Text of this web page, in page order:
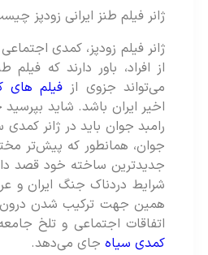
ژانر فیلم طنز ایرانی زودپز چیست؟
ژانر فیلم زودپز، کمدی اجتماعی
از افراد، باور دارند که فیلم طنز
می‌تواند جزوی ازفیلم های کمدی
اخیر ایران باشد. شاید بپرسید چرا
رامبد جوان باید در ژانر کمدی سیاه
جوان، همانطور که پیش‌تر مختصری
جدیدترین ساخته خود قصد دارد تا
شرایط دردناک جنگ ایران و عراق،
همین جهت ترکیب شدن درون مایه
اتفاقات اجتماعی و تلخ جامعه
کمدی سیاهجای می‌دهد.